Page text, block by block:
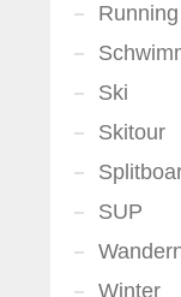
Running
Ski
Skitour
SUP
Winter